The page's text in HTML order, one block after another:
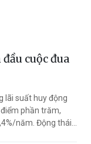
cuộc đua
lãi suất huy động
phần trăm,
năm. Động thái